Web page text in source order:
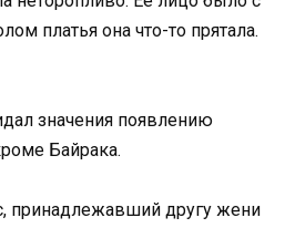
платья она что-то прятала.
значения появлению
Байрака.
принадлежавший другу жени